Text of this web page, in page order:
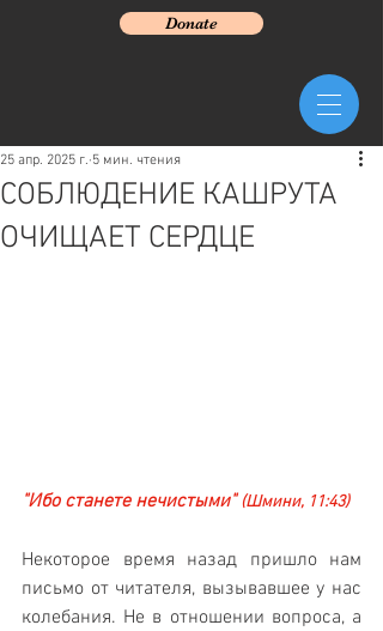
Donate
СОБЛЮДЕНИЕ КАШРУТА
ОЧИЩАЕТ СЕРДЦЕ
25 апр. 2025 г. 5 мин. чтения
"Ибо станете нечистыми" (Шмини, 11:43)
Некоторое время назад пришло нам
письмо от читателя, вызывавшее у нас
колебания. Не в отношении вопроса, а